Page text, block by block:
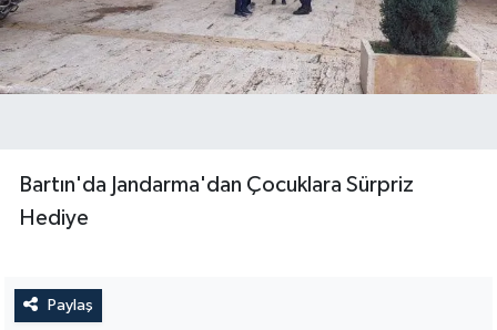
Bartın'da Jandarma'dan Çocuklara Sürpriz
Hediye
Paylaş